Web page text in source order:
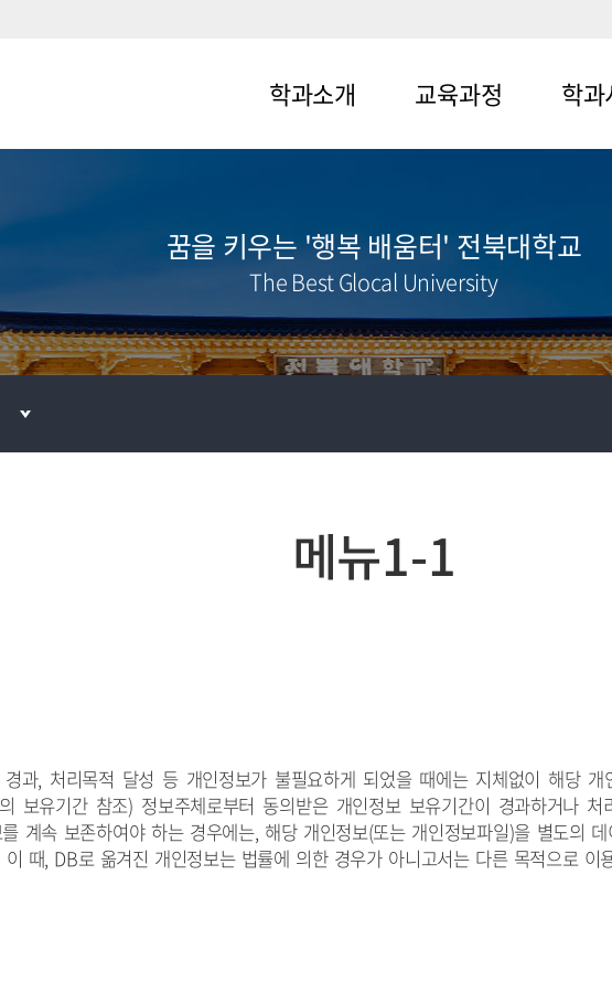
학과소개
메뉴1-2
교육과정
메뉴2-2
학과
메뉴3-2
꿈을 키우는 '행복 배움터' 전북대학교
The Best Glocal University
메뉴1-1
과, 처리목적 달성 등 개인정보가 불필요하게 되었을 때에는 지체없이 해당 개
보유기간 참조) 정보주체로부터 동의받은 개인정보 보유기간이 경과하거나 처
계속 보존하여야 하는 경우에는, 해당 개인정보(또는 개인정보파일)을 별도의
이 때, DB로 옮겨진 개인정보는 법률에 의한 경우가 아니고서는 다른 목적으로 이